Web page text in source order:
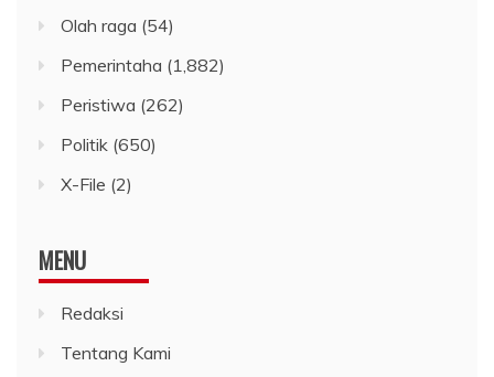
Olah raga (54)
Pemerintaha (1,882)
Peristiwa (262)
Politik (650)
X-File (2)
MENU
Redaksi
Tentang Kami